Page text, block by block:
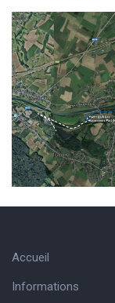
Accueil
Informations